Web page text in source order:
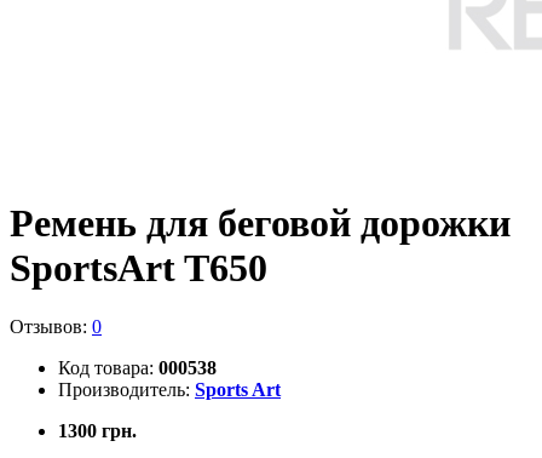
Ремень для беговой дорожки
SportsArt T650
Отзывов: 0
Код товара: 000538
Производитель: Sports Art
1300 грн.